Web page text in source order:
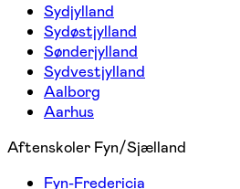
Sydjylland
Sydøstjylland
Sønderjylland
Sydvestjylland
Aalborg
Aarhus
Aftenskoler Fyn/Sjælland
Fyn-Fredericia